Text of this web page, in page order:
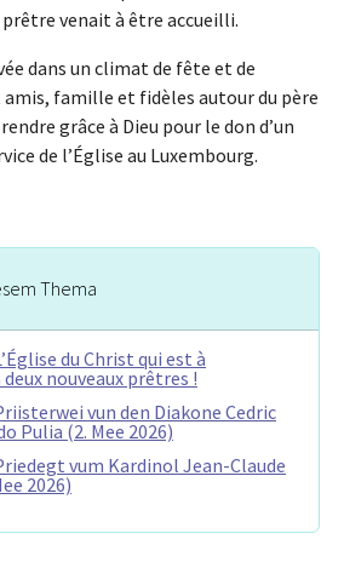
venait à être accueilli.
dans un climat de fête et de
famille et fidèles autour du père
grâce à Dieu pour le don d’un
de l’Église au Luxembourg.
Thema
du Christ qui est à
nouveaux prêtres !
vun den Diakone Cedric
Pulia (2. Mee 2026)
vum Kardinol Jean-Claude
2026)